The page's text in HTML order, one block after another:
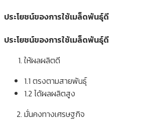
ประโยชน์ของการใช้เมล็ดพันธุ์ดี
ประโยชน์ของการใช้เมล็ดพันธุ์ดี
ให้ผลผลิตดี
1.1 ตรงตามสายพันธุ์
1.2 ได้ผลผลิตสูง
มั่นคงทางเศรษฐกิจ